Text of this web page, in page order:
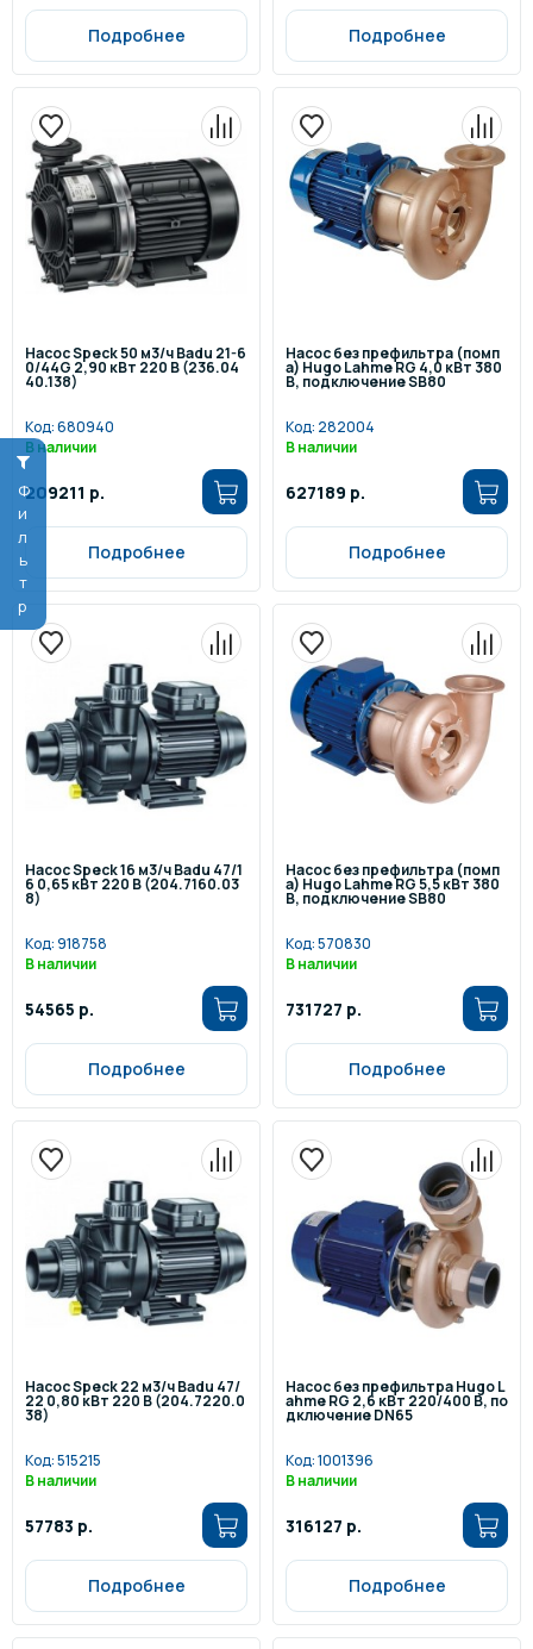
Фильтр
Подробнее Подробнее
Насос Speck 50 м3/ч Badu 21-6
0/44G 2,90 кВт 220 В (236.04
40.138)
Код:680940
В наличии
209211 р.
Подробнее
Насос без префильтра (помп
а) Hugo Lahme RG 4,0 кВт 380
В, подключение SB80
Код: 282004
В наличии
627189 р.
Подробнее
Насос Speck 16 м3/ч Badu 47/1
6 0,65 кВт 220 В (204.7160.03
8)
Код:918758
В наличии
54565 р.
Подробнее
Насос без префильтра (помп
а) Hugo Lahme RG 5,5 кВт 380
В, подключение SB80
Код:570830
В наличии
731727 р.
Подробнее
Насос Speck 22 м3/ч Badu 47/
22 0,80 кВт 220 В (204.7220.0
38)
Код:515215
В наличии
57783 р.
Подробнее
Насос без префильтра Hugo L
ahme RG 2,6 кВт 220/400 В, по
дключение DN65
Код:1001396
В наличии
316127 р.
Подробнее